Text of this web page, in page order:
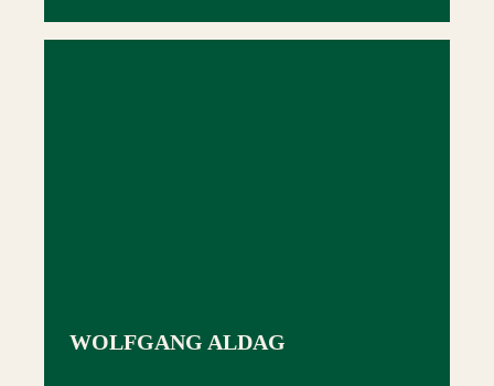
WOLFGANG ALDAG